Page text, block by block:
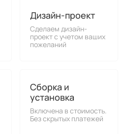
Дизайн-проект
Сделаем дизайн-
проект с учетом ваших
пожеланий
Сборка и
установка
Включена в стоимость.
Без скрытых платежей